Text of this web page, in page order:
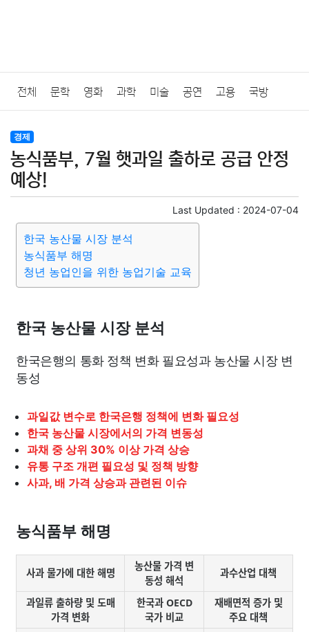
전체 문학 영화 과학 미술 공연 고용 국방
법률
질병 가요 방송 일상 주식 암호화폐 블록체인
미용 증권 인테리어
요리 상품리뷰 원예
대출 자동차 취미 여행
종교 사회 정치 건강 의료
부동산 외국어 교육 교통 생활 기타
경제
농식품부, 7월 햇과일 출하로 공급 안정
예상!
Last Updated : 2024-07-04
한국 농산물 시장 분석
농식품부 해명
청년 농업인을 위한 농업기술 교육
한국 농산물 시장 분석
한국은행의 통화 정책 변화 필요성과 농산물 시장 변
동성
과일값 변수로 한국은행 정책에 변화 필요성
한국 농산물 시장에서의 가격 변동성
과채 중 상위 30% 이상 가격 상승
유통 구조 개편 필요성 및 정책 방향
사과, 배 가격 상승과 관련된 이슈
농식품부 해명
사과 물가에 대한 해명
농산물 가격 변
동성 해석
과수산업 대책
과일류 출하량 및 도매
가격 변화
한국과 OECD
국가 비교
재배면적 증가 및
주요 대책